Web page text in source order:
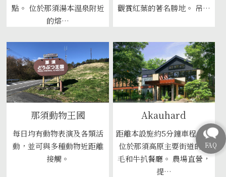
點。 位於那須湯本溫泉附近
的熔…
觀賞紅葉的著名勝地。 吊…
那須動物王國
每日均有動物表演及各類活
動，並可與多種動物近距離
接觸。
Akauhard
距離本設施約5分鐘車程內，
位於那須高原主要街道的黑
毛和牛扒餐廳。 農場直營，
提…